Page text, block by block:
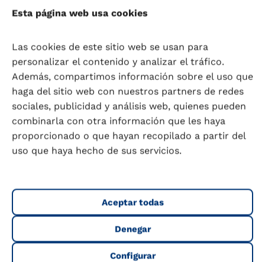
Esta página web usa cookies
Las cookies de este sitio web se usan para
personalizar el contenido y analizar el tráfico.
Además, compartimos información sobre el uso que
haga del sitio web con nuestros partners de redes
sociales, publicidad y análisis web, quienes pueden
combinarla con otra información que les haya
proporcionado o que hayan recopilado a partir del
uso que haya hecho de sus servicios.
Aceptar todas
Denegar
Configurar
Son un grupo de bacterias beneficiosas que
inmune y pueden mejorar el equilibrio de la
flora intestinal. Son consideradas probióticos
por ser microorganismos vivos que, cuando se
consumen en cantidades adecuadas, aportan
beneficios para la salud. Como las
bifidobacterias cumplen con esta definición, se
consideran probióticos.
lácteos son:
Bifidobacterium bifidum
Bifidobacterium lactis
Bifidobacterium longum